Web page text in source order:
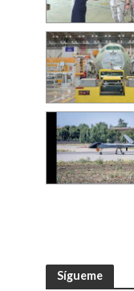
Sígueme